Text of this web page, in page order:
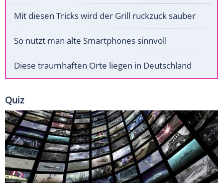
Mit diesen Tricks wird der Grill ruckzuck sauber
So nutzt man alte Smartphones sinnvoll
Diese traumhaften Orte liegen in Deutschland
Quiz